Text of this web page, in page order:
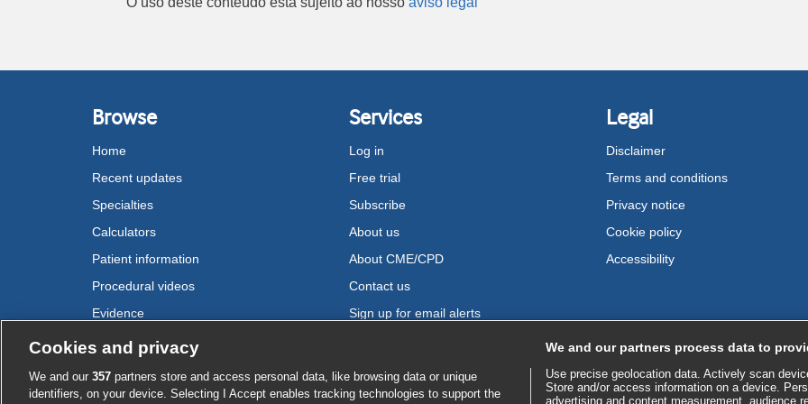
Browse
Home
Recent updates
Specialties
Calculators
Patient information
Procedural videos
Evidence
Services
Log in
Free trial
Subscribe
About us
About CME/CPD
Contact us
Sign up for email alerts
Legal
Disclaimer
Terms and conditions
Privacy notice
Cookie policy
Accessibility
Cookie settings
Cookies and privacy
We and our 357 partners store and access personal data, like browsing data or unique
identifiers, on your device. Selecting I Accept enables tracking technologies to support the
We and our partners process data to
Use precise geolocation data. Actively scan
Store and/or access information on a device.
advertising and content measurement, audience